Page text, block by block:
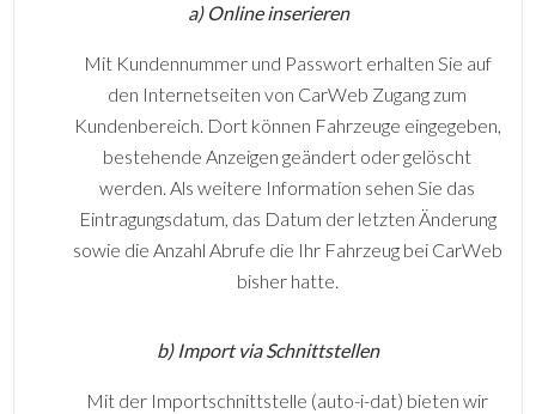
a) Online inserieren
Mit Kundennummer und Passwort erhalten Sie auf
den Internetseiten von CarWeb Zugang zum
Kundenbereich. Dort können Fahrzeuge eingegeben,
bestehende Anzeigen geändert oder gelöscht
werden. Als weitere Information sehen Sie das
Eintragungsdatum, das Datum der letzten Änderung
sowie die Anzahl Abrufe die Ihr Fahrzeug bei CarWeb
bisher hatte.
b) Import via Schnittstellen
Mit der Importschnittstelle (auto-i-dat) bieten wir